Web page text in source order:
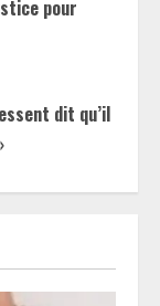
pour
dit qu’il